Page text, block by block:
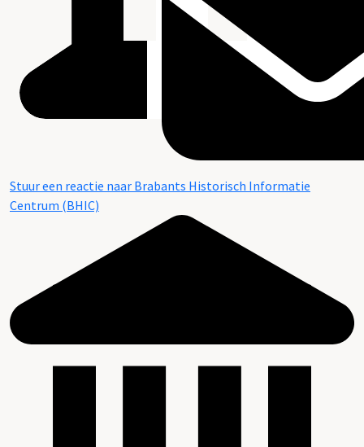
Stuur een reactie naar Brabants Historisch Informatie
Centrum (BHIC)